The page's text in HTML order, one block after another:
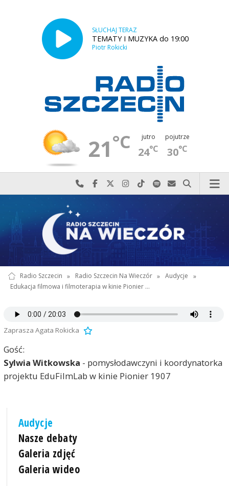
SŁUCHAJ TERAZ
TEMATY I MUZYKA do 19:00
Piotr Rokicki
21°C jutro
24°C
pojutrze
30°C
Najlepiej po prostu do nas zadzwoń
Odwiedź nas na Facebook-u
Odwiedź nas na X
Odwiedź nas na Instagram-ie
Odwiedź nas na TikTok-u
Szukaj nas na Spotify
Wyślij do nas
Szukaj
Radio Szczecin » Radio Szczecin Na Wieczór » Audycje
»
Edukacja filmowa i filmoterapia w kinie Pionier …
Zaprasza Agata Rokicka
Gość:
Sylwia Witkowska - pomysłodawczyni i koordynatorka
projektu EduFilmLab w kinie Pionier 1907
Audycje
Nasze debaty
Galeria zdjęć
Galeria wideo